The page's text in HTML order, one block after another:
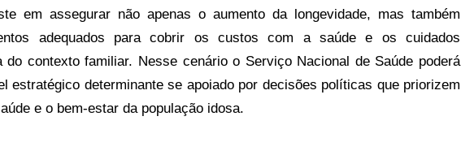
em assegurar não apenas o aumento da longevidade, mas também
adequados para cobrir os custos com a saúde e os cuidados
do contexto familiar. Nesse cenário o Serviço Nacional de Saúde poderá
estratégico determinante se apoiado por decisões políticas que priorizem
e o bem-estar da população idosa.